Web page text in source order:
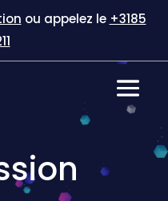
ou appelez le +3185